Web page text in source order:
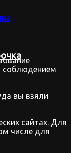
соблюдением
вы взяли
сайтах. Для
числе для